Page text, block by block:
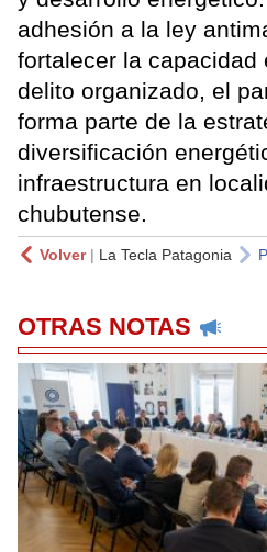
adhesión a la ley
fortalecer la capacidad
delito organizado, el
forma parte de la
diversificación
infraestructura en
chubutense.
Volver| La Tecla Patagonia
OTRAS NOTAS